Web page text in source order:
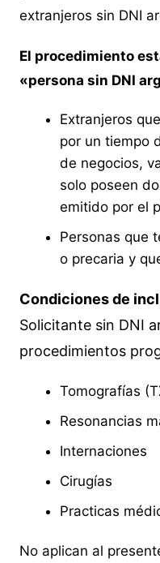
extranjeros sin DNI
El procedimiento
«persona sin DNI
Extranjeros
por un tiempo
de negocios,
solo poseen
emitido por el
Personas que
o precaria y
Condiciones de
Solicitante sin DNI
procedimientos
Tomografías
Resonancias
Internaciones
Cirugías
Practicas
No aplican al